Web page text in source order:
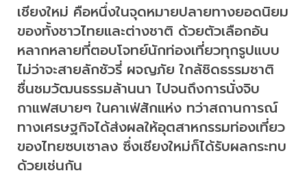
เชียงใหม่ คือหนึ่งในจุดหมายปลายทางยอดนิยม
ของทั้งชาวไทยและต่างชาติ ด้วยตัวเลือกอัน
หลากหลายที่ตอบโจทย์นักท่องเที่ยวทุกรูปแบบ
ไม่ว่าจะสายลักชัวรี่ ผจญภัย ใกล้ชิดธรรมชาติ
ชื่นชมวัฒนธรรมล้านนา ไปจนถึงการนั่งจิบ
กาแฟสบายๆ ในคาเฟ่สักแห่ง ทว่าสถานการณ์
ทางเศรษฐกิจได้ส่งผลให้อุตสาหกรรมท่องเที่ยว
ของไทยซบเซาลง ซึ่งเชียงใหม่ก็ได้รับผลกระทบ
ด้วยเช่นกัน